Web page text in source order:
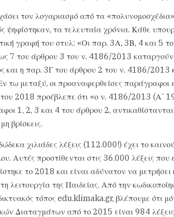
τον λογαριασμό από τα
ψηφίστηκαν, τα τελευταία χρόνια. Κάθε
γραφή του στυλ: «Οι παρ. 3Α, 3Β, 4 και 5
7 του άρθρου 3 του ν. 4186/2013
και η παρ. 3Γ του άρθρου 2 του ν. 4186/2013
τω μεταξύ, οι προαναφερθείσες παράγραφοι
2018 προέβλεπε ότι «ο ν. 4186/2013 (Α΄
1, 2, 3 και 4 του άρθρου 2,
βρίσκεις.
χιλιάδες λέξεις (112.000!) έχει το
Αυτές προστίθενται στις 36.000 λέξεις
το 2018 και είναι αδύνατον να μετρήσει
λειτουργία της Παιδείας. Από την
τόπος edu.klimaka.gr, βλέπουμε ότι
Διαταγμάτων από το 2015 είναι 984